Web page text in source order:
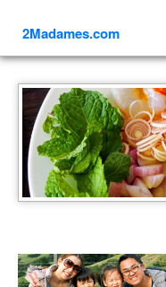
2Madames.com
ภาคเหนือ
ภาคใต้
ภาคตะวันออก
ภาคกลาง
ทริปต่างประเทศ